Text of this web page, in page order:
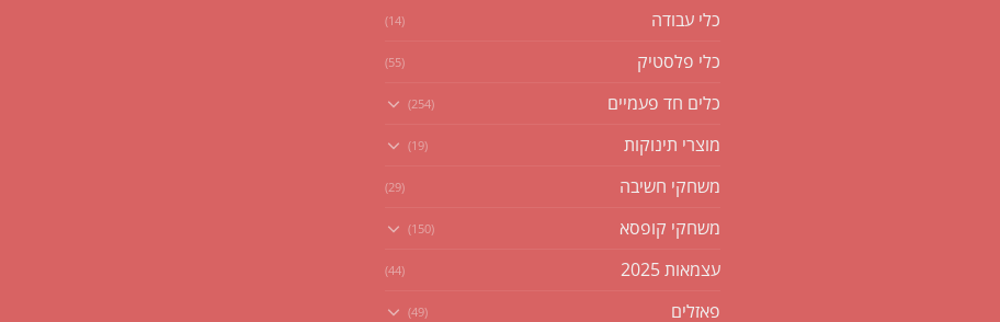
כלי עבודה (14)
כלי פלסטיק (55)
כלים חד פעמיים (254)
מוצרי תינוקות (19)
משחקי חשיבה (29)
משחקי קופסא (150)
עצמאות 2025 (44)
פאזלים (49)